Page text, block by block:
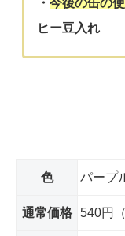
・今後の缶の
ヒー豆入れ
色 パープ
通常価格 540円